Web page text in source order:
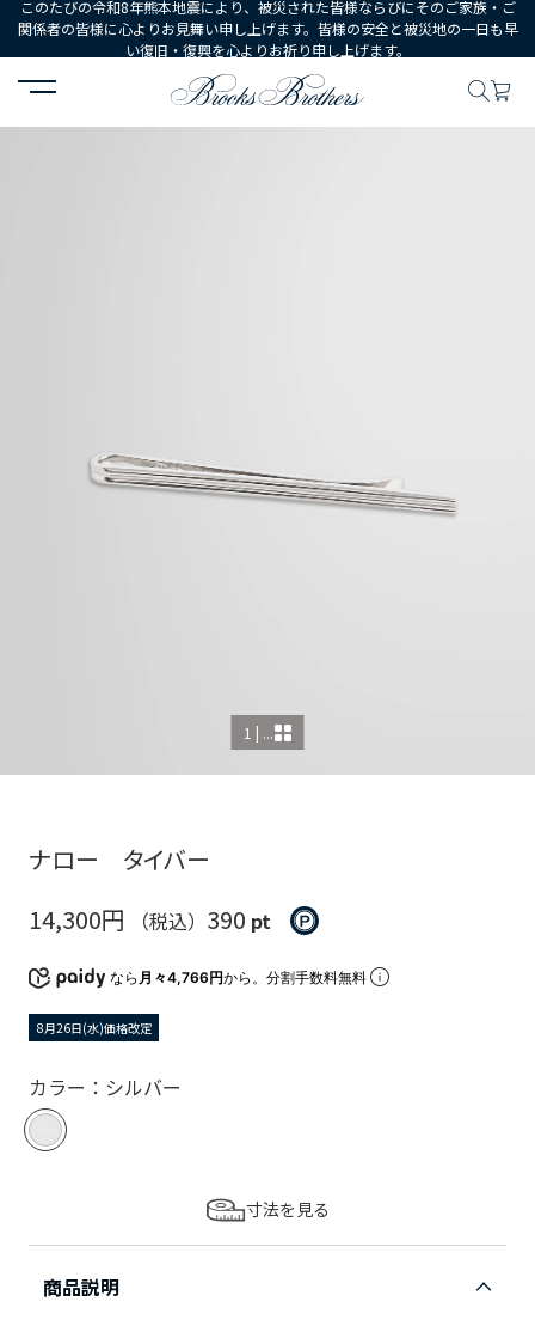
このたびの令和8年熊本地震により、被災された皆様ならびにそのご家族・ご
関係者の皆様に心よりお見舞い申し上げます。皆様の安全と被災地の一日も早
い復旧・復興を心よりお祈り申し上げます。
HOME シューズ・アクセサリー シャツ・タイアクセサリー
1 | ...
ナロー タイバー
14,300円
（税込） 390 pt
なら 月々4,766円から。分割手数料無料
8月26日(水)価格改定
カラー：シルバー
寸法を見る
商品説明